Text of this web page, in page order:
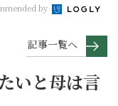
by
記事一覧へ
いと母は言